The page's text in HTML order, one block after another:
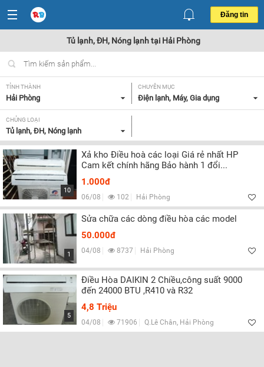
Đăng tin
Tủ lạnh, ĐH, Nóng lạnh tại Hải Phòng
TỈNH THÀNH
Hải Phòng
CHUYÊN MỤC
Điện lạnh, Máy, Gia dụng
CHỦNG LOẠI
Tủ lạnh, ĐH, Nóng lạnh
10
Xả kho Điều hoà các loại Giá rẻ nhất HP
Cam kết chính hãng Bảo hành 1 đổi...
1.000đ
06/08 102 Hải Phòng
1
Sửa chữa các dòng điều hòa các model
50.000đ
04/08 8737 Hải Phòng
5
Điều Hòa DAIKIN 2 Chiều,công suất 9000
đến 24000 BTU ,R410 và R32
4,8 Triệu
04/08 71906 Q.Lê Chân, Hải Phòng